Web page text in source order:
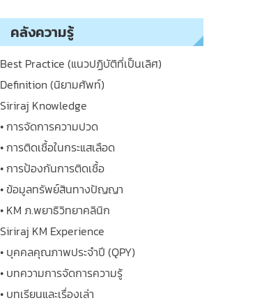
คลังความรู้
Best Practice (แนวปฏิบัติที่เป็นเลิศ)
Definition (นิยามศัพท์)
Siriraj Knowledge
• การจัดการความปวด
• การติดเชื้อในกระแสเลือด
• การป้องกันการติดเชื้อ
• ข้อมูลทรัพย์สินทางปัญญา
• KM ภ.พยาธิวิทยาคลินิก
Siriraj KM Experience
• บุคคลคุณภาพประจำปี (QPY)
• บทความการจัดการความรู้
• บทเรียนและเรื่องเล่า